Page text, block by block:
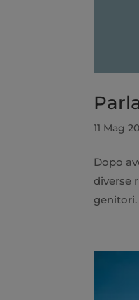
11 Mag
Dopo
diverse
genitori.